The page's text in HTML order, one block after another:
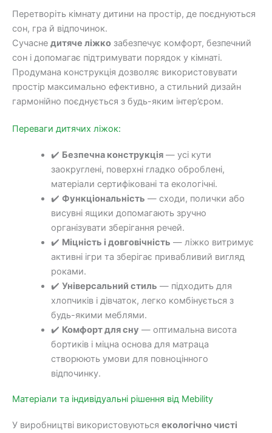
Перетворіть кімнату дитини на простір, де поєднуються
сон, гра й відпочинок.
Сучасне дитяче ліжко забезпечує комфорт, безпечний
сон і допомагає підтримувати порядок у кімнаті.
Продумана конструкція дозволяє використовувати
простір максимально ефективно, а стильний дизайн
гармонійно поєднується з будь-яким інтер’єром.
Переваги дитячих ліжок:
✔️ Безпечна конструкція— усі кути
заокруглені, поверхні гладко оброблені,
матеріали сертифіковані та екологічні.
✔️ Функціональність — сходи, полички або
висувні ящики допомагають зручно
організувати зберігання речей.
✔️ Міцність і довговічність — ліжко витримує
активні ігри та зберігає привабливий вигляд
роками.
✔️ Універсальний стиль — підходить для
хлопчиків і дівчаток, легко комбінується з
будь-якими меблями.
✔️ Комфорт для сну — оптимальна висота
бортиків і міцна основа для матраца
створюють умови для повноцінного
відпочинку.
Матеріали та індивідуальні рішення від Mebility
У виробництві використовуються екологічно чисті